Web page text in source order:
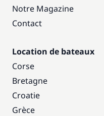
Notre Magazine
Contact
Location de bateaux
Corse
Bretagne
Croatie
Grèce